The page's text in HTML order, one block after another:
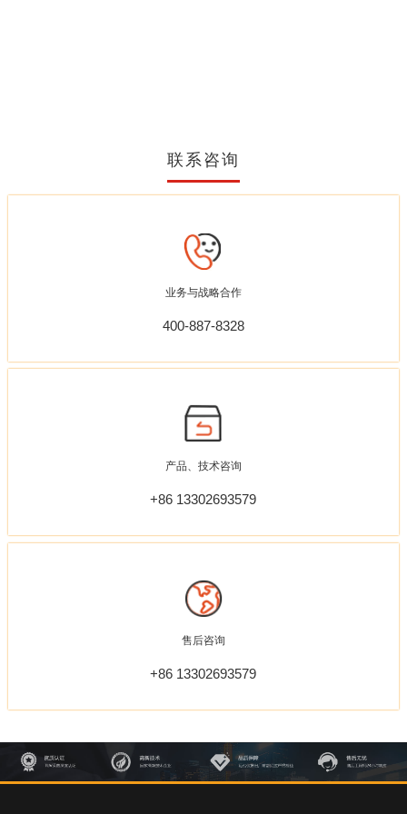
联系咨询
业务与战略合作
400-887-8328
产品、技术咨询
+86 13302693579
售后咨询
+86 13302693579